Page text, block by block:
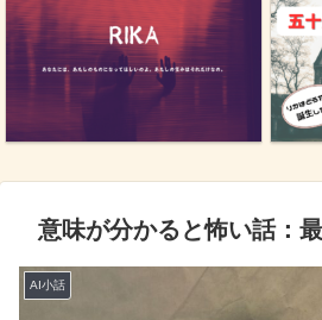
意味が分かると怖い話：
AI小話